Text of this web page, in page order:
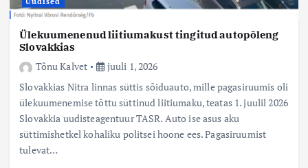
Ülekuumenenud liitiumakust tingitud autopõleng
Slovakkias
Tõnu Kalvet
juuli 1, 2026
Slovakkias Nitra linnas süttis sõiduauto, mille pagasiruumis oli
ülekuumenemise tõttu süttinud liitiumaku, teatas 1. juulil 2026
Slovakkia uudisteagentuur TASR. Auto ise asus aku
süttimishetkel kohaliku politsei hoone ees. Pagasiruumist
tulevat…